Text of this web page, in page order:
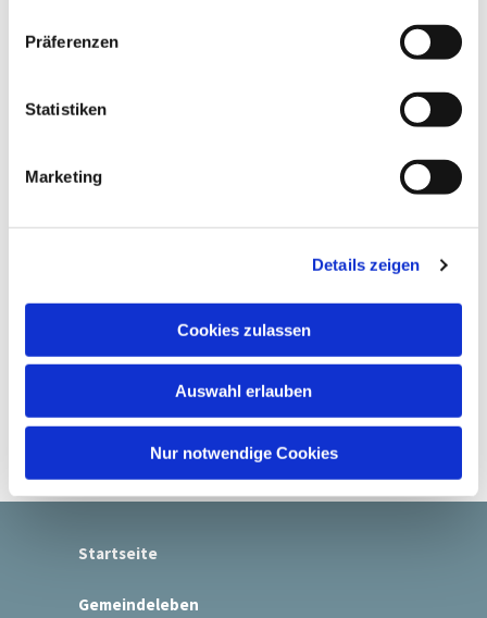
Präferenzen
Statistiken
Marketing
Details zeigen
Cookies zulassen
Auswahl erlauben
Nur notwendige Cookies
Startseite
Gemeindeleben